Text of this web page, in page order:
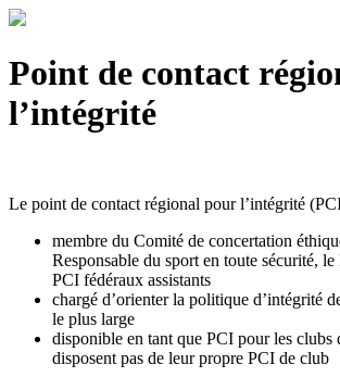
Point de contact
l’intégrité
Le point de contact régional pour l’intégrité
membre du Comité de concertation
Responsable du sport en toute sécurité,
PCI fédéraux assistants
chargé d’orienter la politique d’intégrité
le plus large
disponible en tant que PCI pour les clubs
disposent pas de leur propre PCI de club